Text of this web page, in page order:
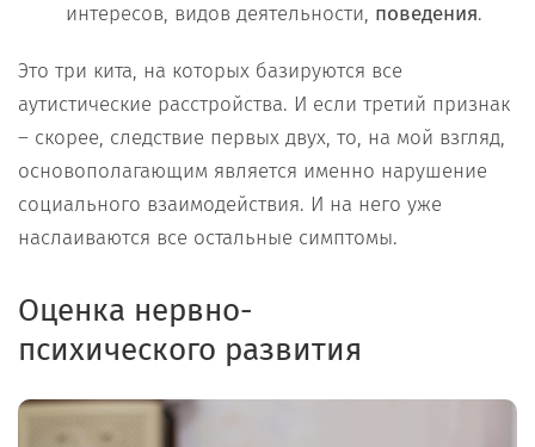
интересов, видов деятельности, поведения.
Это три кита, на которых базируются все
аутистические расстройства. И если третий признак
– скорее, следствие первых двух, то, на мой взгляд,
основополагающим является именно нарушение
социального взаимодействия. И на него уже
наслаиваются все остальные симптомы.
Оценка нервно-
психического развития